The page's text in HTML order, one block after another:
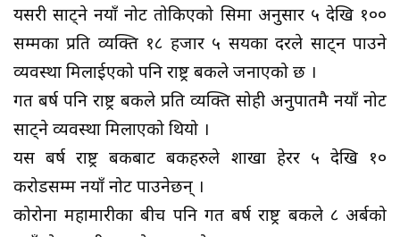
यसरी साट्ने नयाँ नोट तोकिएको सिमा अनुसार ५ देखि १००
सम्मका प्रति व्यक्ति १८ हजार ५ सयका दरले साट्न पाउने
व्यवस्था मिलाईएको पनि राष्ट्र बैंकले जनाएको छ ।
गत बर्ष पनि राष्ट्र बैंकले प्रति व्यक्ति सोही अनुपातमै नयाँ नोट
साट्ने व्यवस्था मिलाएको थियो ।
यस बर्ष राष्ट्र बैंकबाट बैंकहरुले शाखा हेरर ५ देखि १०
करोडसम्म नयाँ नोट पाउनेछन् ।
कोरोना महामारीका बीच पनि गत बर्ष राष्ट्र बैंकले ८ अर्बको